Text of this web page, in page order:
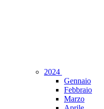
2024
Gennaio
Febbraio
Marzo